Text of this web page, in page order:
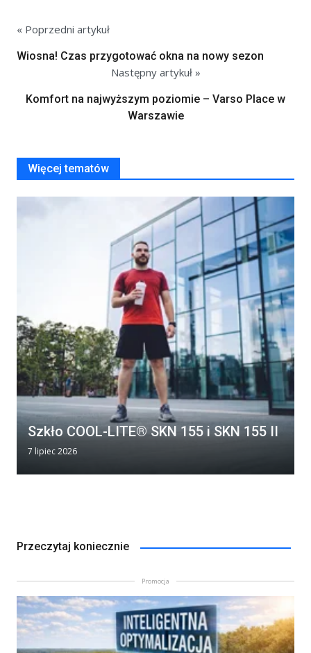
« Poprzedni artykuł
Wiosna! Czas przygotować okna na nowy sezon
Następny artykuł »
Komfort na najwyższym poziomie – Varso Place w
Warszawie
Więcej tematów
Szkło COOL-LITE® SKN 155 i SKN 155 II
7 lipiec 2026
Przeczytaj koniecznie
Promocja